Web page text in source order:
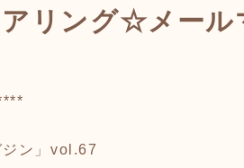
リング☆メー
ン」vol.67